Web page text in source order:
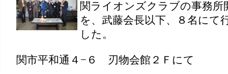
関ライオンズクラブの事務所
を、武藤会長以下、８名にて
した。
関市平和通４−６ 刃物会館２Ｆにて